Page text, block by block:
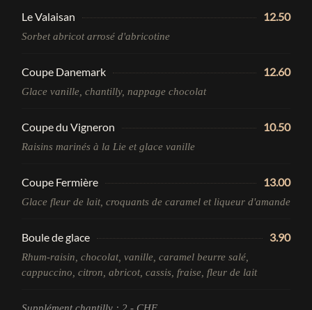
Le Valaisan 12.50
Sorbet abricot arrosé d'abricotine
Coupe Danemark 12.60
Glace vanille, chantilly, nappage chocolat
Coupe du Vigneron 10.50
Raisins marinés à la Lie et glace vanille
Coupe Fermière 13.00
Glace fleur de lait, croquants de caramel et liqueur d'amande
Boule de glace 3.90
Rhum-raisin, chocolat, vanille, caramel beurre salé,
cappuccino, citron, abricot, cassis, fraise, fleur de lait